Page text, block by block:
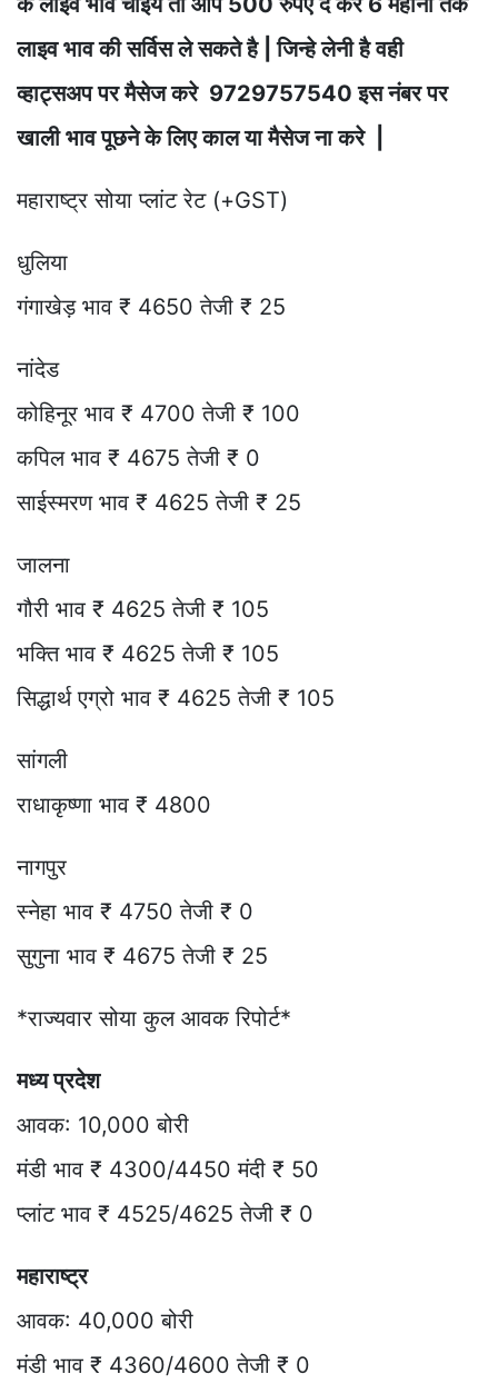
लाइव भाव की सर्विस ले सकते है | जिन्हे लेनी है वही
व्हाट्सअप पर मैसेज करे 9729757540 इस नंबर पर
खाली भाव पूछने के लिए काल या मैसेज ना करे |
महाराष्ट्र सोया प्लांट रेट (+GST)
धुलिया
गंगाखेड़ भाव ₹ 4650 तेजी ₹ 25
नांदेड
कोहिनूर भाव ₹ 4700 तेजी ₹ 100
कपिल भाव ₹ 4675 तेजी ₹ 0
साईस्मरण भाव ₹ 4625 तेजी ₹ 25
जालना
गौरी भाव ₹ 4625 तेजी ₹ 105
भक्ति भाव ₹ 4625 तेजी ₹ 105
सिद्धार्थ एग्रो भाव ₹ 4625 तेजी ₹ 105
सांगली
राधाकृष्णा भाव ₹ 4800
नागपुर
स्नेहा भाव ₹ 4750 तेजी ₹ 0
सुगुना भाव ₹ 4675 तेजी ₹ 25
*राज्यवार सोया कुल आवक रिपोर्ट*
मध्य प्रदेश
आवक: 10,000 बोरी
मंडी भाव ₹ 4300/4450 मंदी ₹ 50
प्लांट भाव ₹ 4525/4625 तेजी ₹ 0
महाराष्ट्र
आवक: 40,000 बोरी
मंडी भाव ₹ 4360/4600 तेजी ₹ 0